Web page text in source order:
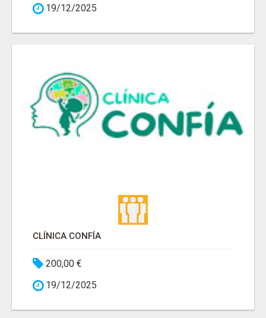
19/12/2025
CLÍNICA CONFÍA
200,00 €
19/12/2025